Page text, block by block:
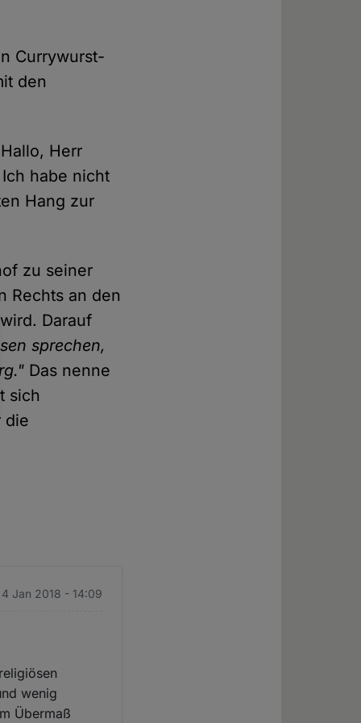
Currywurst-
den
Herr
habe nicht
Hang zur
zu seiner
Rechts an den
Darauf
sprechen,
Das nenne
sich
die
4 Jan 2018 - 14:09
wenig
Übermaß